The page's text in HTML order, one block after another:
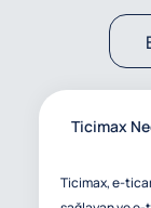
Ticimax
Ticimax, e-